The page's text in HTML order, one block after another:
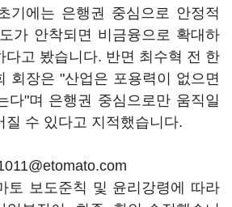
기에는 은행권 중심으로 안정적
가 안착되면 비금융으로 확대하
다고 봤습니다. 반면 최수혁 전 한
회장은 "산업은 포용력이 없으면
다"며 은행권 중심으로만 움직일
질 수 있다고 지적했습니다.
토 보도준칙 및 윤리강령에 따라